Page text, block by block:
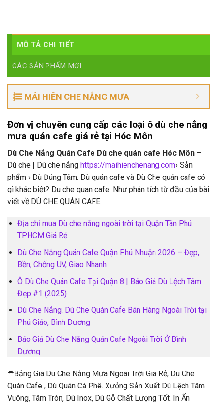
MÔ TẢ CHI TIẾT
CÁC SẢN PHẨM MỚI
MÁI HIÊN CHE NẮNG MƯA
Đơn vị chuyên cung cấp các loại ô dù che nắng
mưa quán cafe giá rẻ tại Hóc Môn
Dù Che Nắng Quán Cafe Dù che quán cafe Hóc Môn –
Dù che | Dù che nắng https://maihienchenang.com› Sản
phẩm › Dù Đúng Tâm. Dù quán cafe và Dù Che quán cafe có
gì khác biệt? Du che quan cafe. Như phân tích từ đầu của bài
viết về DÙ CHE QUÁN CAFE.
Địa chỉ mua Dù che nắng ngoài trời tại Quận Tân Phú
TPHCM Giá Rẻ
Dù Che Nắng Quán Cafe Quận Phú Nhuận 2026 – Đẹp,
Bền, Chống UV, Giao Nhanh
Ô Dù Che Quán Cafe Tại Quận 8 | Báo Giá Dù Lệch Tâm
Đẹp #1 (2025)
Dù Che Nắng, Dù Che Quán Cafe Bán Hàng Ngoài Trời tại
Phú Giáo, Bình Dương
Báo Giá Dù Che Nắng Quán Cafe Ngoài Trời Ở Bình
Dương
☂Bảng Giá Dù Che Nắng Mưa Ngoài Trời Giá Rẻ, Dù Che
Quán Cafe , Dù Quán Cà Phê. Xưởng Sản Xuất Dù Lệch Tâm
Vuông, Tâm Tròn, Dù Inox, Dù Gỗ Chất Lượng Tốt. In Ấn